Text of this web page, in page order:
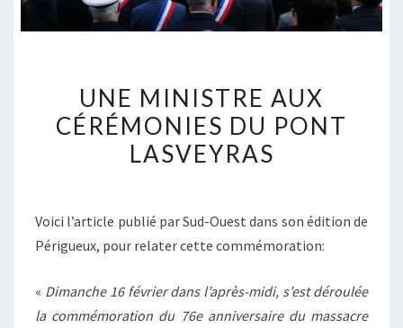
MINISTRE
AUX
CÉRÉMONIES
LASVEYRAS
UNE MINISTRE AUX
CÉRÉMONIES DU PONT
LASVEYRAS
Voici l’article publié par Sud-Ouest dans son édition de
Périgueux, pour relater cette commémoration:
« Dimanche 16 février dans l’après-midi, s’est déroulée
la commémoration du 76e anniversaire du massacre